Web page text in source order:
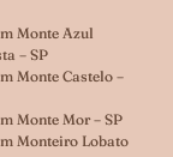
Monte Azul
– SP
Monte Castelo –
Monte Mor – SP
Monteiro Lobato